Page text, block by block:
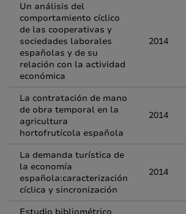
Un análisis del
comportamiento cíclico
de las cooperativas y
sociedades laborales
españolas y de su
relación con la actividad
económica
2014
La contratación de mano
de obra temporal en la
agricultura
hortofrutícola española
2014
La demanda turística de
la economía
española:caracterización
cíclica y sincronización
2014